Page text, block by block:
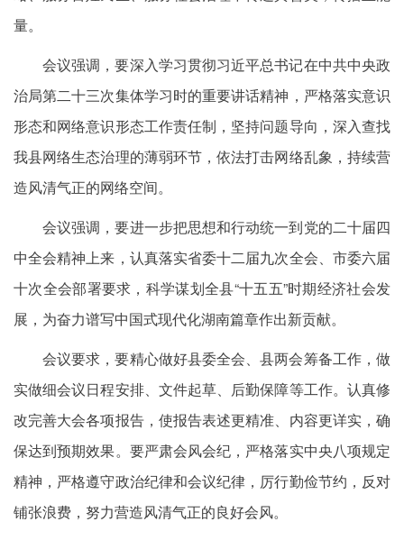
量。
会议强调，要深入学习贯彻习近平总书记在中共中央政
治局第二十三次集体学习时的重要讲话精神，严格落实意识
形态和网络意识形态工作责任制，坚持问题导向，深入查找
我县网络生态治理的薄弱环节，依法打击网络乱象，持续营
造风清气正的网络空间。
会议强调，要进一步把思想和行动统一到党的二十届四
中全会精神上来，认真落实省委十二届九次全会、市委六届
十次全会部署要求，科学谋划全县“十五五”时期经济社会发
展，为奋力谱写中国式现代化湖南篇章作出新贡献。
会议要求，要精心做好县委全会、县两会筹备工作，做
实做细会议日程安排、文件起草、后勤保障等工作。认真修
改完善大会各项报告，使报告表述更精准、内容更详实，确
保达到预期效果。要严肃会风会纪，严格落实中央八项规定
精神，严格遵守政治纪律和会议纪律，厉行勤俭节约，反对
铺张浪费，努力营造风清气正的良好会风。